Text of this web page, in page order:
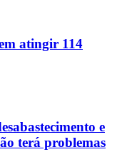
atingir 114
e
terá problemas